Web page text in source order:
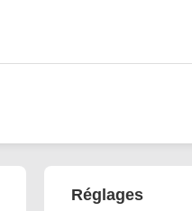
Réglages